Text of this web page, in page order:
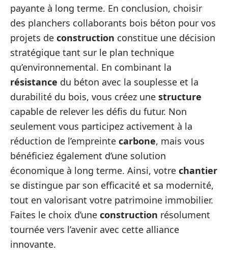
payante à long terme. En conclusion, choisir
des planchers collaborants bois béton pour vos
projets de construction constitue une décision
stratégique tant sur le plan technique
qu’environnemental. En combinant la
résistance du béton avec la souplesse et la
durabilité du bois, vous créez une structure
capable de relever les défis du futur. Non
seulement vous participez activement à la
réduction de l’empreinte carbone, mais vous
bénéficiez également d’une solution
économique à long terme. Ainsi, votre chantier
se distingue par son efficacité et sa modernité,
tout en valorisant votre patrimoine immobilier.
Faites le choix d’une construction résolument
tournée vers l’avenir avec cette alliance
innovante.